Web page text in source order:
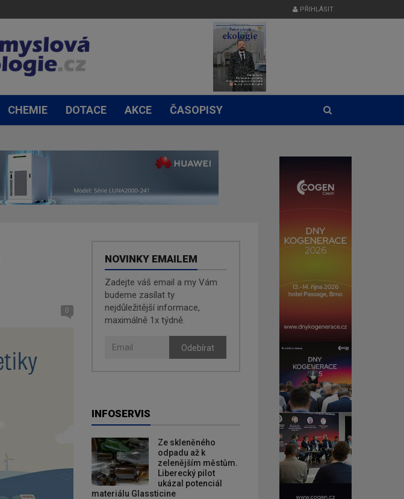
PŘIHLÁSIT
CHEMIE DOTACE AKCE ČASOPISY
0
NOVINKY EMAILEM
Zadejte váš email a my Vám
budeme zasílat ty
nejdůležitější informace,
maximálně 1x týdně.
Odebírat
INFOSERVIS
Ze skleněného
odpadu až k
zelenějším městům.
Liberecký pilot
ukázal potenciál
materiálu Glassticine